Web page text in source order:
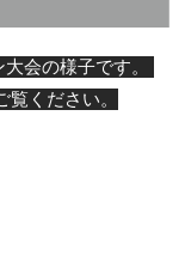
会の様子です。
ください。